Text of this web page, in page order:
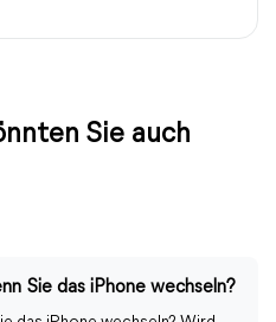
Sie auch
Sie das iPhone wechseln?